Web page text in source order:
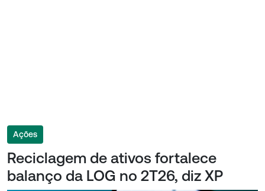
Ações
Reciclagem de ativos fortalece
balanço da LOG no 2T26, diz XP